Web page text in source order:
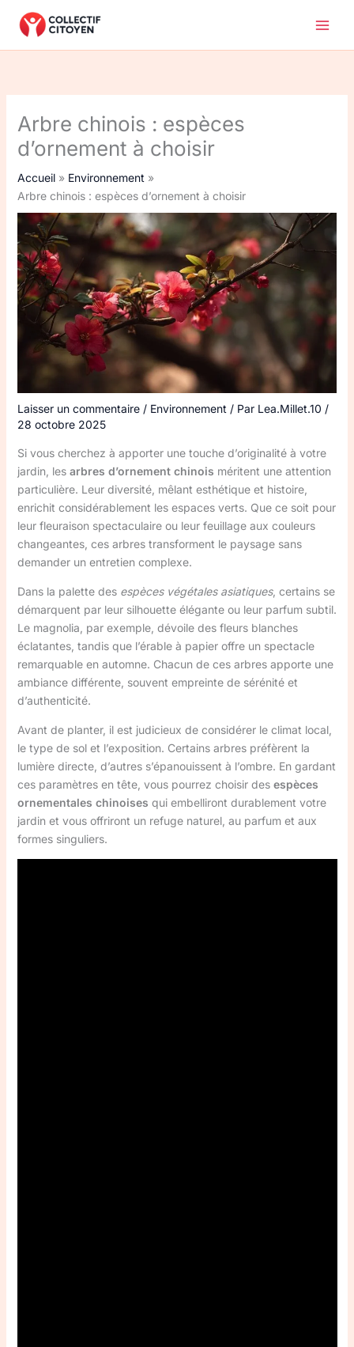
Arbre chinois : espèces
d’ornement à choisir
Accueil
Environnement
Arbre chinois : espèces d’ornement à choisir
Laisser un commentaire / Environnement / Par Lea.Millet.10 /
28 octobre 2025
Si vous cherchez à apporter une touche d’originalité à votre
jardin, les arbres d’ornement chinois méritent une attention
particulière. Leur diversité, mêlant esthétique et histoire,
enrichit considérablement les espaces verts. Que ce soit pour
leur fleuraison spectaculaire ou leur feuillage aux couleurs
changeantes, ces arbres transforment le paysage sans
demander un entretien complexe.
Dans la palette des espèces végétales asiatiques, certains se
démarquent par leur silhouette élégante ou leur parfum subtil.
Le magnolia, par exemple, dévoile des fleurs blanches
éclatantes, tandis que l’érable à papier offre un spectacle
remarquable en automne. Chacun de ces arbres apporte une
ambiance différente, souvent empreinte de sérénité et
d’authenticité.
Avant de planter, il est judicieux de considérer le climat local,
le type de sol et l’exposition. Certains arbres préfèrent la
lumière directe, d’autres s’épanouissent à l’ombre. En gardant
ces paramètres en tête, vous pourrez choisir des espèces
ornementales chinoises qui embelliront durablement votre
jardin et vous offriront un refuge naturel, au parfum et aux
formes singuliers.